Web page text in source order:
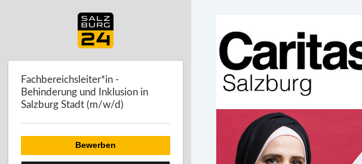
Fachbereichsleiter*in -
Behinderung und Inklusion in
Salzburg Stadt (m/w/d)
Bewerben